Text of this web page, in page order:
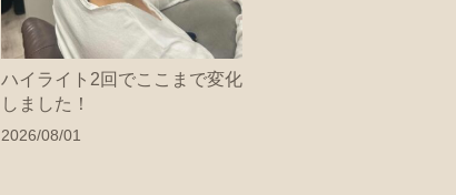
ハイライト2回でここまで変化
しました！
2026/08/01